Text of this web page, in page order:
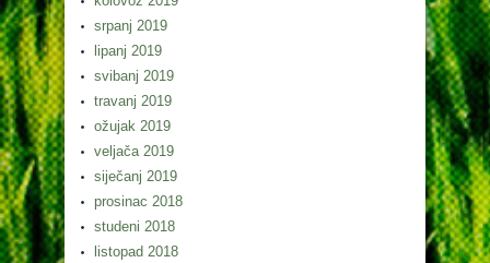
srpanj 2019
lipanj 2019
svibanj 2019
travanj 2019
ožujak 2019
veljača 2019
siječanj 2019
prosinac 2018
studeni 2018
listopad 2018